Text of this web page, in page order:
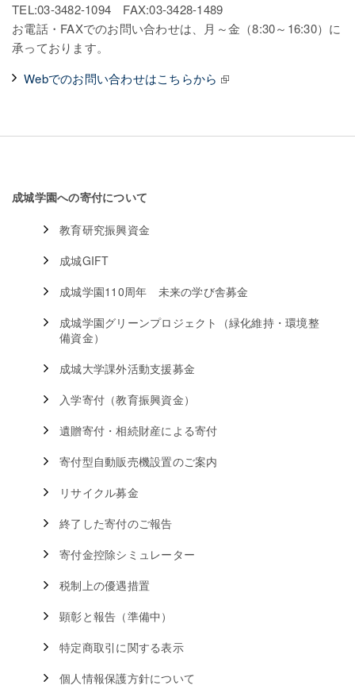
TEL:03-3482-1094 FAX:03-3428-1489
お電話・FAXでのお問い合わせは、月～金（8:30～16:30）に
承っております。
Webでのお問い合わせはこちらから
成城学園への寄付について
教育研究振興資金
成城GIFT
成城学園110周年 未来の学び舎募金
成城学園グリーンプロジェクト（緑化維持・環境整
備資金）
成城大学課外活動支援募金
入学寄付（教育振興資金）
遺贈寄付・相続財産による寄付
寄付型自動販売機設置のご案内
リサイクル募金
終了した寄付のご報告
寄付金控除シミュレーター
税制上の優遇措置
顕彰と報告（準備中）
特定商取引に関する表示
個人情報保護方針について